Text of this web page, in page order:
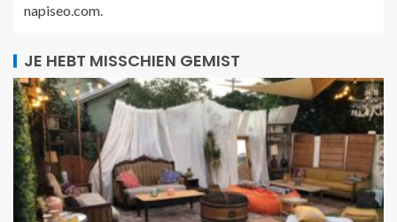
napiseo.com
JE HEBT MISSCHIEN GEMIST